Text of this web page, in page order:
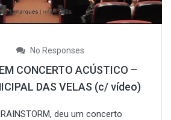
No Responses
CONCERTO ACÚSTICO –
DAS VELAS (c/ vídeo)
deu um concerto